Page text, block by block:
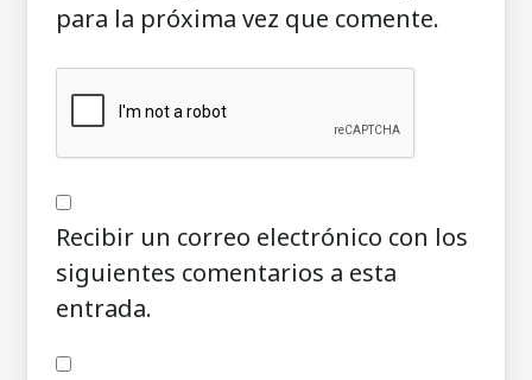
para la próxima vez que comente.
Recibir un correo electrónico con los
siguientes comentarios a esta
entrada.